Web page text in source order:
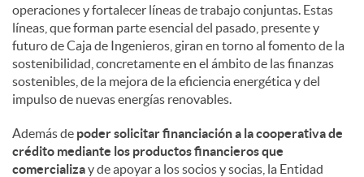
operaciones y fortalecer líneas de trabajo conjuntas. Estas
líneas, que forman parte esencial del pasado, presente y
futuro de Caja de Ingenieros, giran en torno al fomento de la
sostenibilidad, concretamente en el ámbito de las finanzas
sostenibles, de la mejora de la eficiencia energética y del
impulso de nuevas energías renovables.
Además de poder solicitar financiación a la cooperativa de
crédito mediante los productos financieros que
comercializay de apoyar a los socios y socias, la Entidad